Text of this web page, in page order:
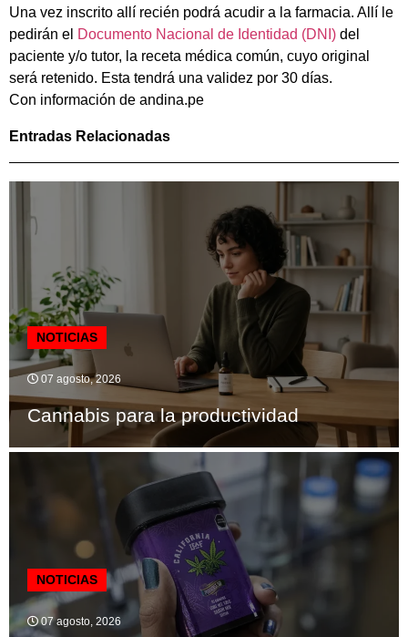
Una vez inscrito allí recién podrá acudir a la farmacia. Allí le
pedirán el Documento Nacional de Identidad (DNI) del
paciente y/o tutor, la receta médica común, cuyo original
será retenido. Esta tendrá una validez por 30 días.
Con información de andina.pe
Entradas Relacionadas
NOTICIAS
07 agosto, 2026
Cannabis para la productividad
NOTICIAS
07 agosto, 2026